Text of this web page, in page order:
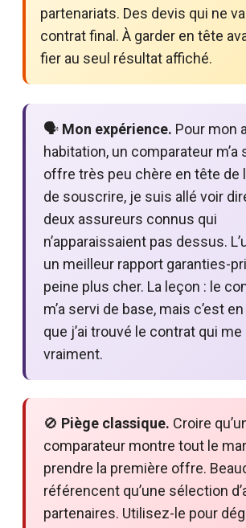
partenariats. Des devis qui ne
contrat final. À garder en tête
fier au seul résultat affiché.
🗣️ Mon expérience. Pour mon
habitation, un comparateur m’a
offre très peu chère en tête de
de souscrire, je suis allé voir
deux assureurs connus qui
n’apparaissaient pas dessus.
un meilleur rapport garanties-
peine plus cher. La leçon : le
m’a servi de base, mais c’est
que j’ai trouvé le contrat qui
vraiment.
🚫 Piège classique. Croire
comparateur montre tout le
prendre la première offre.
référencent qu’une sélection
partenaires. Utilisez-le pour